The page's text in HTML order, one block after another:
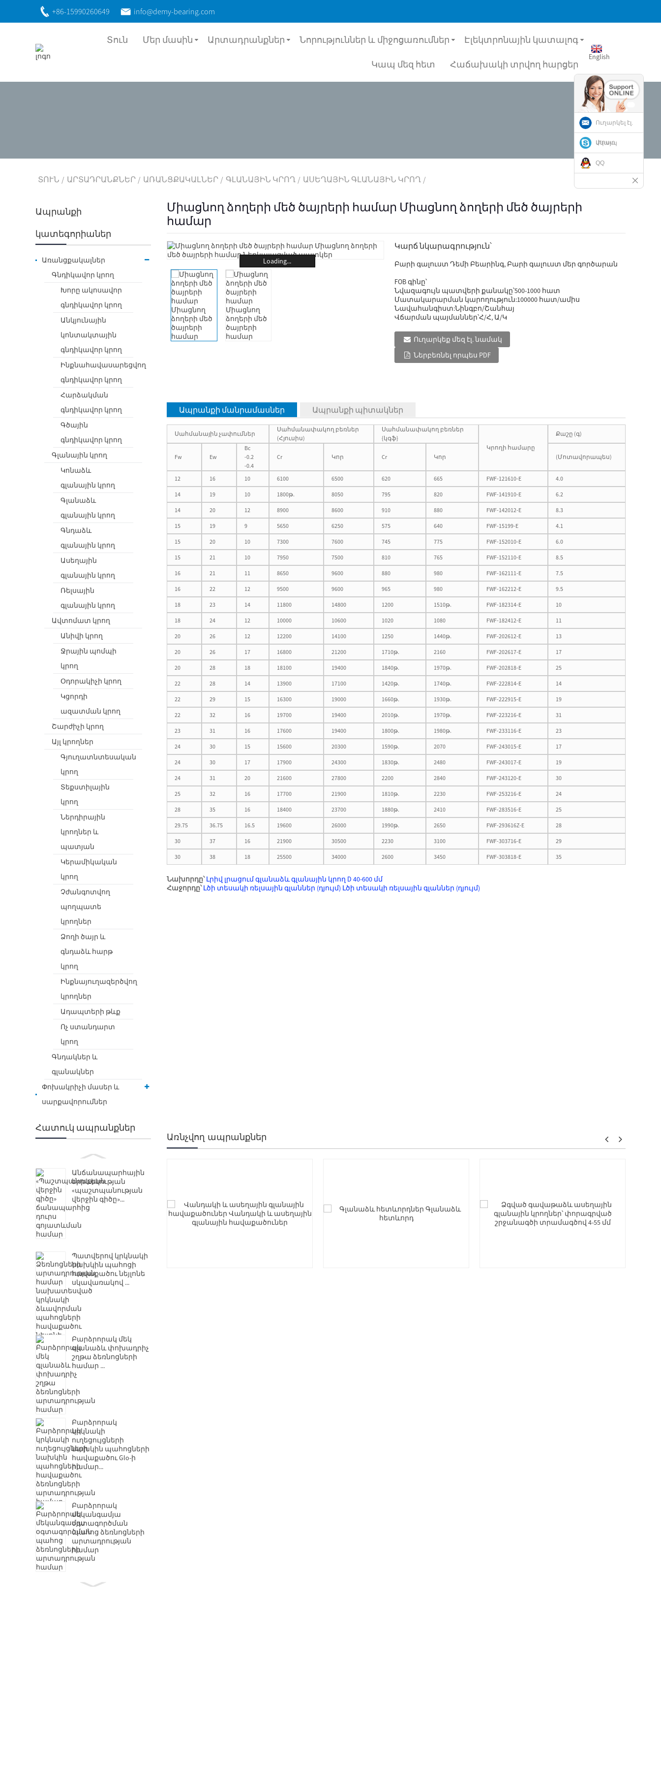
+86-15990260649 info@demy-bearing.com
Տուն Մեր մասին Արտադրանքներ Նորություններ և միջոցառումներ Էլեկտրոնային կատալոգ
Կապ մեզ հետ Հաճախակի տրվող հարցեր
English
ՏՈՒՆ ԱՐՏԱԴՐԱՆՔՆԵՐ ԱՌԱՆՑՔԱԿԱԼՆԵՐ ԳԼԱՆԱՅԻՆ ԿՐՈՂ ԱՍԵՂԱՅԻՆ ԳԼԱՆԱՅԻՆ ԿՐՈՂ
Ապրանքի
կատեգորիաներ
Առանցքակալներ
Գնդիկավոր կրող
Խորը ակոսավոր
գնդիկավոր կրող
Անկյունային
կոնտակտային
գնդիկավոր կրող
Ինքնահավասարեցվող
գնդիկավոր կրող
Հարձակման
գնդիկավոր կրող
Գծային
գնդիկավոր կրող
Գլանային կրող
Կոնաձև
գլանային կրող
Գլանաձև
գլանային կրող
Գնդաձև
գլանային կրող
Ասեղային
գլանային կրող
Ռելսային
գլանային կրող
Ավտոմատ կրող
Անիվի կրող
Ջրային պոմպի
կրող
Օդորակիչի կրող
Կցորդի
ազատման կրող
Շարժիչի կրող
Այլ կրողներ
Գյուղատնտեսական
կրող
Տեքստիլային
կրող
Ներդիրային
կրողներ և
պատյան
Կերամիկական
կրող
Չժանգոտվող
պողպատե
կրողներ
Ձողի ծայր և
գնդաձև հարթ
կրող
Ինքնայուղազերծվող
կրողներ
Ադապտերի թևք
Ոչ ստանդարտ
կրող
Գնդակներ և
գլանակներ
Փոխակրիչի մասեր և
սարքավորումներ
Հատուկ ապրանքներ
Անճանապարհային
երթևեկության
«պաշտպանության
վերջին գիծը»...
Պատվերով կրկնակի
նախկին պահոցի
հավաքածու նեյլոնե
սկավառակով ...
Բարձրորակ մեկ
գլանաձև փոխադրիչ
շղթա ձեռնոցների
համար ...
Բարձրորակ
կրկնակի
ուղեցույցների
նախկին պահոցների
հավաքածու Glo-ի
համար...
Բարձրորակ
մեկանգամյա
օգտագործման
պահոց ձեռնոցների
արտադրության
համար
Կցորդի ազատման
Միացնող ձողերի մեծ ծայրերի համար Միացնող ձողերի մեծ ծայրերի
համար
Loading...
Կարճ նկարագրություն՝
Բարի գալուստ Դեմի Բեարինգ, Բարի գալուստ մեր գործարան
FOB գինը՝
Նվազագույն պատվերի քանակը՝500-1000 հատ
Մատակարարման կարողություն:100000 հատ/ամիս
Նավահանգիստ:Նինգբո/Շանհայ
Վճարման պայմաններ՝Հ/Հ, Ա/Կ
Ուղարկեք մեզ էլ. նամակ
Ներբեռնել որպես PDF
Ապրանքի մանրամասներ Ապրանքի պիտակներ
Սահմանային չափումներ
Սահմանափակող բեռներ
(Հյուսիս)
Սահմանափակող բեռներ
{կգֆ}
Կրողի համարը
Քաշը (գ)
Fw Ew
Bc
-0.2
-0.4
Cr Կոր Cr Կոր (Մոտավորապես)
12 16 10 6100 6500 620 665 FWF-121610-E 4.0
14 19 10 1800թ. 8050 795 820 FWF-141910-E 6.2
14 20 12 8900 8600 910 880 FWF-142012-E 8.3
15 19 9 5650 6250 575 640 FWF-15199-E 4.1
15 20 10 7300 7600 745 775 FWF-152010-E 6.0
15 21 10 7950 7500 810 765 FWF-152110-E 8.5
16 21 11 8650 9600 880 980 FWF-162111-E 7.5
16 22 12 9500 9600 965 980 FWF-162212-E 9.5
18 23 14 11800 14800 1200 1510թ. FWF-182314-E 10
18 24 12 10000 10600 1020 1080 FWF-182412-E 11
20 26 12 12200 14100 1250 1440թ. FWF-202612-E 13
20 26 17 16800 21200 1710թ. 2160 FWF-202617-E 17
20 28 18 18100 19400 1840թ. 1970թ. FWF-202818-E 25
22 28 14 13900 17100 1420թ. 1740թ. FWF-222814-E 14
22 29 15 16300 19000 1660թ. 1930թ. FWF-222915-E 19
22 32 16 19700 19400 2010թ. 1970թ. FWF-223216-E 31
23 31 16 17600 19400 1800թ. 1980թ. FWF-233116-E 23
24 30 15 15600 20300 1590թ. 2070 FWF-243015-E 17
24 30 17 17900 24300 1830թ. 2480 FWF-243017-E 19
24 31 20 21600 27800 2200 2840 FWF-243120-E 30
25 32 16 17700 21900 1810թ. 2230 FWF-253216-E 24
28 35 16 18400 23700 1880թ. 2410 FWF-283516-E 25
29.75 36.75 16.5 19600 26000 1990թ. 2650 FWF-293616Z-E 28
30 37 16 21900 30500 2230 3100 FWF-303716-E 29
30 38 18 25500 34000 2600 3450 FWF-303818-E 35
Նախորդը՝ Լրիվ լրացում գլանաձև գլանային կրող D 40-600 մմ
Հաջորդը՝ Լծի տեսակի ռելսային գլաններ (դյույմ) Լծի տեսակի ռելսային գլաններ (դյույմ)
Առնչվող ապրանքներ
Ուղարկել էլ.
փոստ
Սկայպ
QQ